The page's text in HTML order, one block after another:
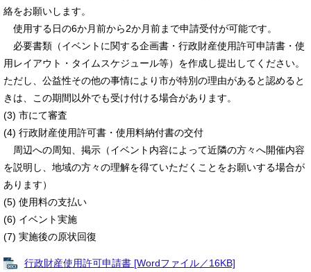
絡をお願いします。
使用する日の6か月前から2か月前まで申請受付が可能です。
必要書類（イベントに関する企画書・行政財産使用許可申請書・使
用レイアウト・タイムスケジュール等）を作成し提出してください。
ただし、公益性その他の事情により市が特別の理由があると認めると
きは、この期間以外でも受け付ける場合があります。
(3) 市にて審査
(4) 行政財産使用許可書・使用料納付書の交付
周辺への周知、掲示（イベント内容によって近隣の方々へ開催内容
を説明し、地域の方々の理解を得ていただくことをお願いする場合が
あります）
(5) 使用料の支払い
(6) イベント実施
(7) 実施後の原状回復
行政財産使用許可申請書 [Wordファイル／16KB]